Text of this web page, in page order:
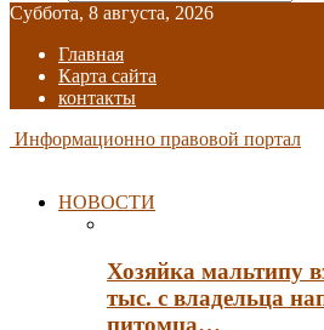
Суббота, 8 августа, 2026
Главная
Карта сайта
контакты
Информационно правовой портал
НОВОСТИ
Хозяйка мальтипу
тыс. с владельца
питомца…